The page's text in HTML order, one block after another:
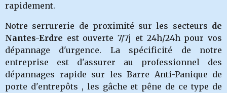
rapidement.
Notre serrurerie de proximité sur les secteurs de
Nantes-Erdre est ouverte 7/7j et 24h/24h pour vos
dépannage d'urgence. La spécificité de notre
entreprise est d'assurer au professionnel des
dépannages rapide sur les Barre Anti-Panique de
porte d'entrepôts , les gâche et pêne de ce type de